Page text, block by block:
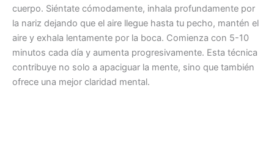
cuerpo. Siéntate cómodamente, inhala profundamente por
la nariz dejando que el aire llegue hasta tu pecho, mantén el
aire y exhala lentamente por la boca. Comienza con 5-10
minutos cada día y aumenta progresivamente. Esta técnica
contribuye no solo a apaciguar la mente, sino que también
ofrece una mejor claridad mental.